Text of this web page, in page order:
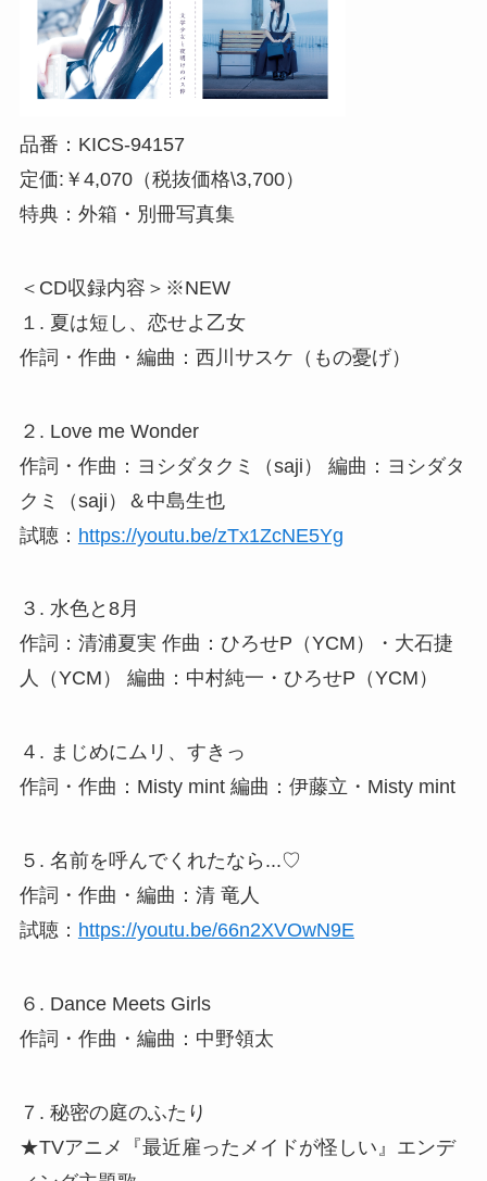
品番：KICS-94157
定価:￥4,070（税抜価格\3,700）
特典：外箱・別冊写真集
＜CD収録内容＞※NEW
１. 夏は短し、恋せよ乙女
作詞・作曲・編曲：西川サスケ（もの憂げ）
２. Love me Wonder
作詞・作曲：ヨシダタクミ（saji） 編曲：ヨシダタ
クミ（saji）＆中島生也
試聴： https://youtu.be/zTx1ZcNE5Yg
３. 水色と8月
作詞：清浦夏実 作曲：ひろせP（YCM）・大石捷
人（YCM） 編曲：中村純一・ひろせP（YCM）
４. まじめにムリ、すきっ
作詞・作曲：Misty mint 編曲：伊藤立・Misty mint
５. 名前を呼んでくれたなら...♡
作詞・作曲・編曲：清 竜人
試聴： https://youtu.be/66n2XVOwN9E
６. Dance Meets Girls
作詞・作曲・編曲：中野領太
７. 秘密の庭のふたり
★TVアニメ『最近雇ったメイドが怪しい』エンデ